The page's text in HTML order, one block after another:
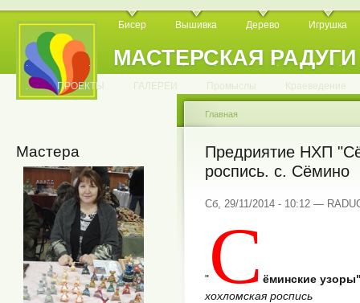
МАСТЕРСКАЯ РАДУГИ
Бисер Вышивка Дерево Игрушка
. . . . . . . . . . .
. ПРОЕКТЫ ГАЛЕРЕИ Промыслы Краеведение
Мастера
Главная
Предриятие НХП
роспись. с. Сёмино
Сб, 29/11/2014 - 10:12 —
" С ёминские
хохломская роспись